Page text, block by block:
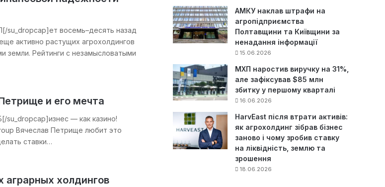
su_dropcap]ет восемь–десять назад
активно растущих агрохолдингов
земли. Рейтинги с незамысловатыми
и его мечта
su_dropcap]изнес — как казино!
Вячеслав Петрище любит это
ставки…
аграрных холдингов
АМКУ наклав штрафи на
агропідприємства
Полтавщини та Київщини за
ненадання інформації
15.06.2026
МХП наростив виручку на 31%,
але зафіксував $85 млн
збитку у першому кварталі
16.06.2026
HarvEast після втрати активів:
як агрохолдинг зібрав бізнес
заново і чому зробив ставку
на ліквідність, землю та
зрошення
18.06.2026